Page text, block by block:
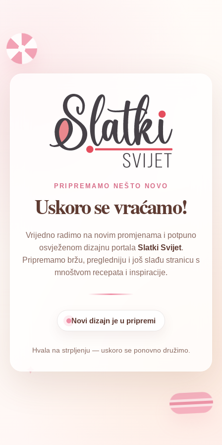
✦
PRIPREMAMO NEŠTO NOVO
Uskoro se vraćamo!
Vrijedno radimo na novim promjenama i potpuno
osvježenom dizajnu portala Slatki Svijet.
Pripremamo bržu, pregledniju i još slađu stranicu s
mnoštvom recepata i inspiracije.
Novi dizajn je u pripremi
Hvala na strpljenju — uskoro se ponovno družimo.